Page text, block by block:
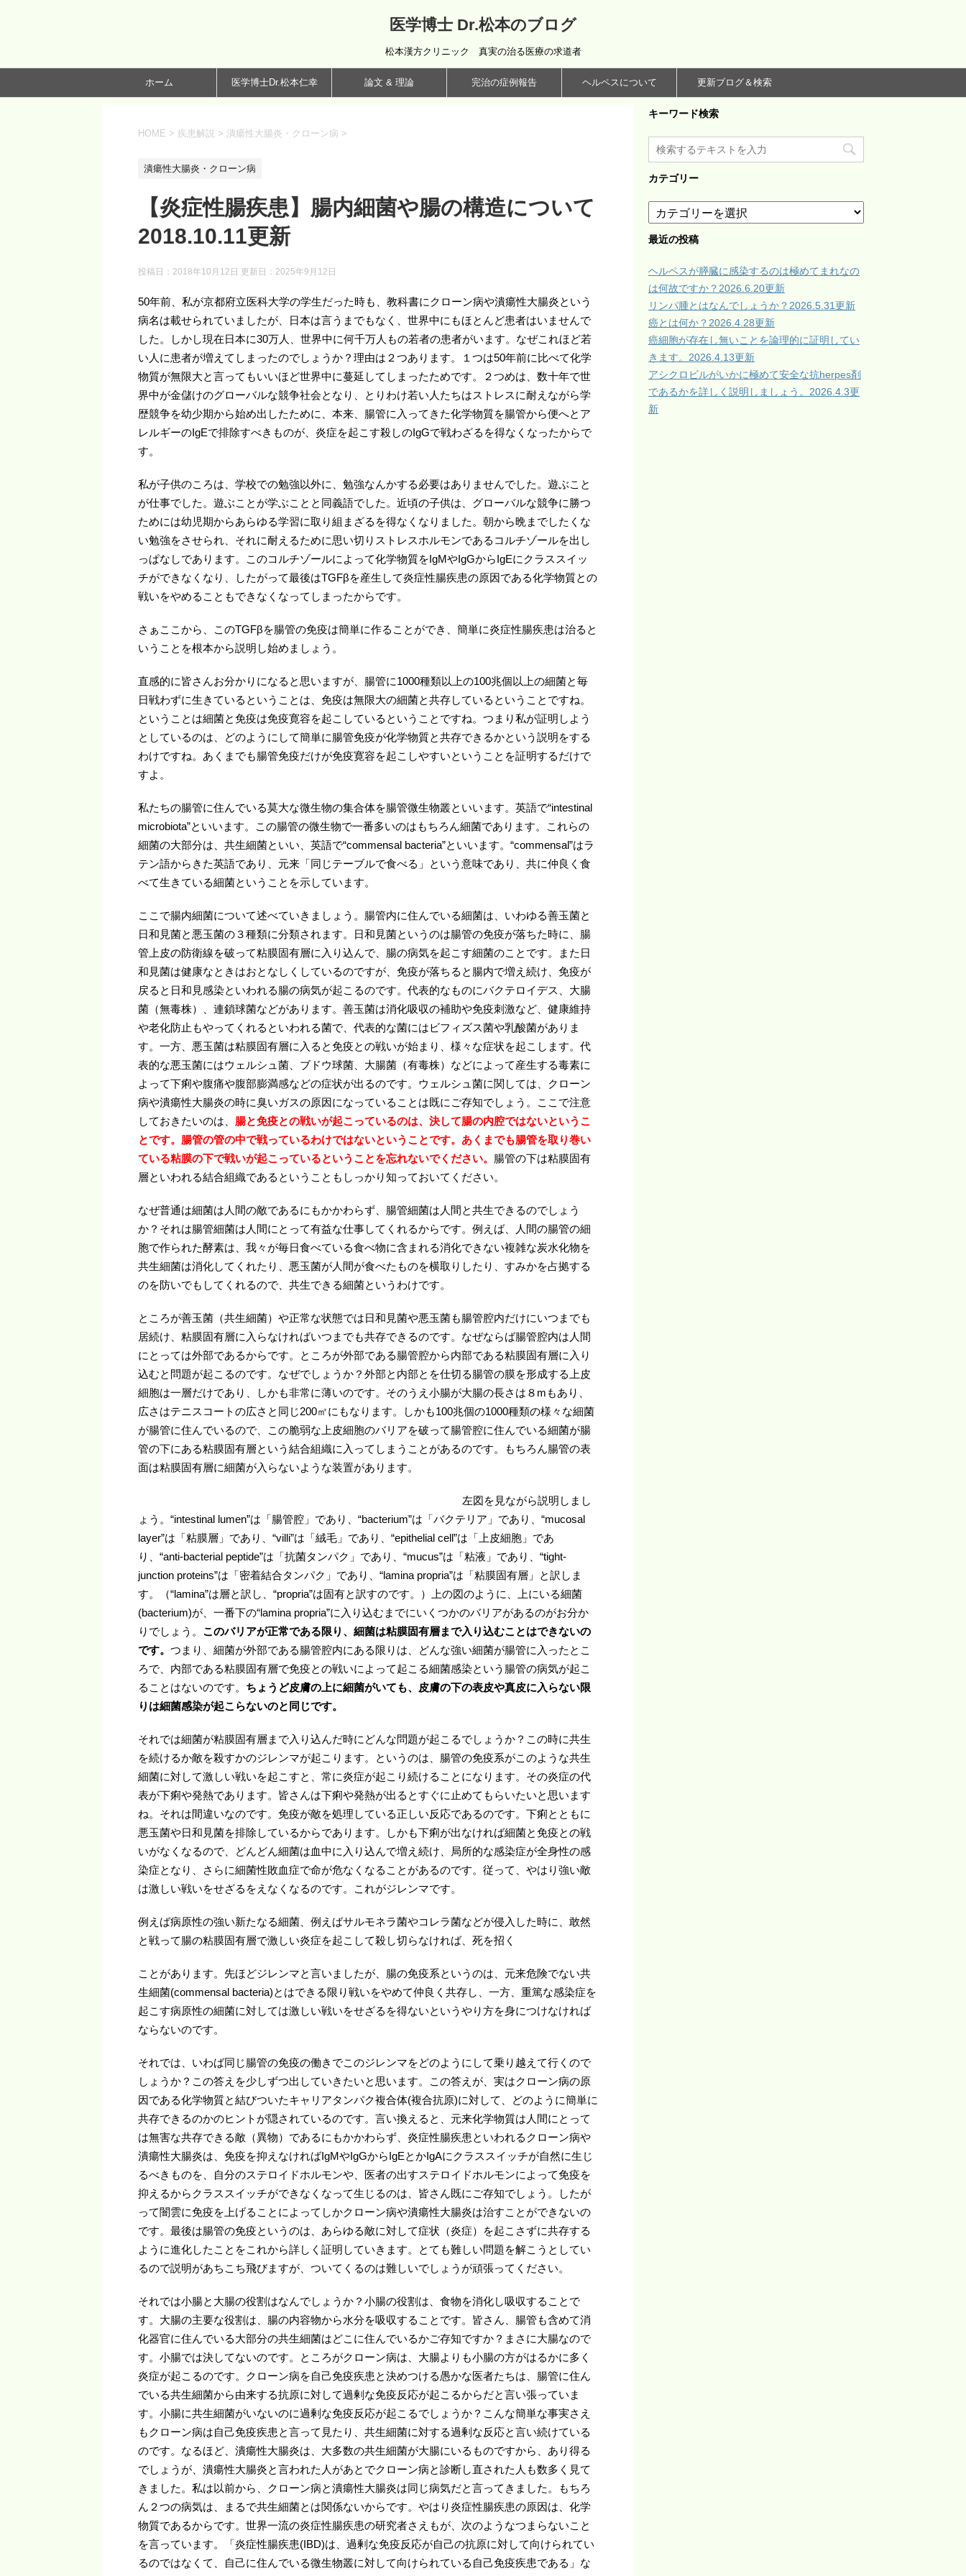
医学博士 Dr.松本のブログ
松本漢方クリニック 真実の治る医療の求道者
ホーム 医学博士Dr.松本仁幸 論文 & 理論 完治の症例報告 ヘルペスについて 更新ブログ＆検索
HOME > 疾患解説 > 潰瘍性大腸炎・クローン病 >
潰瘍性大腸炎・クローン病
【炎症性腸疾患】腸内細菌や腸の構造について
2018.10.11更新
投稿日：2018年10月12日 更新日： 2025年9月12日
50年前、私が京都府立医科大学の学生だった時も、教科書にクローン病や潰瘍性大腸炎という
病名は載せられていましたが、日本は言うまでもなく、世界中にもほとんど患者はいませんで
した。しかし現在日本に30万人、世界中に何千万人もの若者の患者がいます。なぜこれほど若
い人に患者が増えてしまったのでしょうか？理由は２つあります。１つは50年前に比べて化学
物質が無限大と言ってもいいほど世界中に蔓延してしまったためです。２つめは、数十年で世
界中が金儲けのグローバルな競争社会となり、とりわけ若い人たちはストレスに耐えながら学
歴競争を幼少期から始め出したために、本来、腸管に入ってきた化学物質を腸管から便へとア
レルギーのIgEで排除すべきものが、炎症を起こす殺しのIgGで戦わざるを得なくなったからで
す。
私が子供のころは、学校での勉強以外に、勉強なんかする必要はありませんでした。遊ぶこと
が仕事でした。遊ぶことが学ぶことと同義語でした。近頃の子供は、グローバルな競争に勝つ
ためには幼児期からあらゆる学習に取り組まざるを得なくなりました。朝から晩までしたくな
い勉強をさせられ、それに耐えるために思い切りストレスホルモンであるコルチゾールを出し
っぱなしであります。このコルチゾールによって化学物質をIgMやIgGからIgEにクラススイッ
チができなくなり、したがって最後はTGFβを産生して炎症性腸疾患の原因である化学物質との
戦いをやめることもできなくなってしまったからです。
さぁここから、このTGFβを腸管の免疫は簡単に作ることができ、簡単に炎症性腸疾患は治ると
いうことを根本から説明し始めましょう。
直感的に皆さんお分かりになると思いますが、腸管に1000種類以上の100兆個以上の細菌と毎
日戦わずに生きているということは、免疫は無限大の細菌と共存しているということですね。
ということは細菌と免疫は免疫寛容を起こしているということですね。つまり私が証明しよう
としているのは、どのようにして簡単に腸管免疫が化学物質と共存できるかという説明をする
わけですね。あくまでも腸管免疫だけが免疫寛容を起こしやすいということを証明するだけで
すよ。
私たちの腸管に住んでいる莫大な微生物の集合体を腸管微生物叢といいます。英語で“intestinal
microbiota”といいます。この腸管の微生物で一番多いのはもちろん細菌であります。これらの
細菌の大部分は、共生細菌といい、英語で“commensal bacteria”といいます。“commensal”はラ
テン語からきた英語であり、元来「同じテーブルで食べる」という意味であり、共に仲良く食
べて生きている細菌ということを示しています。
ここで腸内細菌について述べていきましょう。腸管内に住んでいる細菌は、いわゆる善玉菌と
日和見菌と悪玉菌の３種類に分類されます。日和見菌というのは腸管の免疫が落ちた時に、腸
管上皮の防衛線を破って粘膜固有層に入り込んで、腸の病気を起こす細菌のことです。また日
和見菌は健康なときはおとなしくしているのですが、免疫が落ちると腸内で増え続け、免疫が
戻ると日和見感染といわれる腸の病気が起こるのです。代表的なものにバクテロイデス、大腸
菌（無毒株）、連鎖球菌などがあります。善玉菌は消化吸収の補助や免疫刺激など、健康維持
や老化防止もやってくれるといわれる菌で、代表的な菌にはビフィズス菌や乳酸菌がありま
す。一方、悪玉菌は粘膜固有層に入ると免疫との戦いが始まり、様々な症状を起こします。代
表的な悪玉菌にはウェルシュ菌、ブドウ球菌、大腸菌（有毒株）などによって産生する毒素に
よって下痢や腹痛や腹部膨満感などの症状が出るのです。ウェルシュ菌に関しては、クローン
病や潰瘍性大腸炎の時に臭いガスの原因になっていることは既にご存知でしょう。ここで注意
しておきたいのは、 腸と免疫との戦いが起こっているのは、決して腸の内腔ではないというこ
とです。腸管の管の中で戦っているわけではないということです。あくまでも腸管を取り巻い
ている粘膜の下で戦いが起こっているということを忘れないでください。 腸管の下は粘膜固有
層といわれる結合組織であるということもしっかり知っておいてください。
なぜ普通は細菌は人間の敵であるにもかかわらず、腸管細菌は人間と共生できるのでしょう
か？それは腸管細菌は人間にとって有益な仕事してくれるからです。例えば、人間の腸管の細
胞で作られた酵素は、我々が毎日食べている食べ物に含まれる消化できない複雑な炭水化物を
共生細菌は消化してくれたり、悪玉菌が人間が食べたものを横取りしたり、すみかを占拠する
のを防いでもしてくれるので、共生できる細菌というわけです。
ところが善玉菌（共生細菌）や正常な状態では日和見菌や悪玉菌も腸管腔内だけにいつまでも
居続け、粘膜固有層に入らなければいつまでも共存できるのです。なぜならば腸管腔内は人間
にとっては外部であるからです。ところが外部である腸管腔から内部である粘膜固有層に入り
込むと問題が起こるのです。なぜでしょうか？外部と内部とを仕切る腸管の膜を形成する上皮
細胞は一層だけであり、しかも非常に薄いのです。そのうえ小腸が大腸の長さは８mもあり、
広さはテニスコートの広さと同じ200㎡にもなります。しかも100兆個の1000種類の様々な細菌
が腸管に住んでいるので、この脆弱な上皮細胞のバリアを破って腸管腔に住んでいる細菌が腸
管の下にある粘膜固有層という結合組織に入ってしまうことがあるのです。もちろん腸管の表
面は粘膜固有層に細菌が入らないような装置があります。
左図を見ながら説明しまし
ょう。“intestinal lumen”は「腸管腔」であり、“bacterium”は「バクテリア」であり、“mucosal
layer”は「粘膜層」であり、“villi”は「絨毛」であり、“epithelial cell”は「上皮細胞」であ
り、“anti-bacterial peptide”は「抗菌タンパク」であり、“mucus”は「粘液」であり、“tight-
junction proteins”は「密着結合タンパク」であり、“lamina propria”は「粘膜固有層」と訳しま
す。（“lamina”は層と訳し、“propria”は固有と訳すのです。）上の図のように、上にいる細菌
(bacterium)が、一番下の“lamina propria”に入り込むまでにいくつかのバリアがあるのがお分か
りでしょう。 このバリアが正常である限り、細菌は粘膜固有層まで入り込むことはできないの
です。 つまり、細菌が外部である腸管腔内にある限りは、どんな強い細菌が腸管に入ったとこ
ろで、内部である粘膜固有層で免疫との戦いによって起こる細菌感染という腸管の病気が起こ
ることはないのです。 ちょうど皮膚の上に細菌がいても、皮膚の下の表皮や真皮に入らない限
りは細菌感染が起こらないのと同じです。
それでは細菌が粘膜固有層まで入り込んだ時にどんな問題が起こるでしょうか？この時に共生
を続けるか敵を殺すかのジレンマが起こります。というのは、腸管の免疫系がこのような共生
細菌に対して激しい戦いを起こすと、常に炎症が起こり続けることになります。その炎症の代
表が下痢や発熱であります。皆さんは下痢や発熱が出るとすぐに止めてもらいたいと思います
ね。それは間違いなのです。免疫が敵を処理している正しい反応であるのです。下痢とともに
悪玉菌や日和見菌を排除しているからであります。しかも下痢が出なければ細菌と免疫との戦
いがなくなるので、どんどん細菌は血中に入り込んで増え続け、局所的な感染症が全身性の感
染症となり、さらに細菌性敗血症で命が危なくなることがあるのです。従って、やはり強い敵
は激しい戦いをせざるをえなくなるのです。これがジレンマです。
例えば病原性の強い新たなる細菌、例えばサルモネラ菌やコレラ菌などが侵入した時に、敢然
と戦って腸の粘膜固有層で激しい炎症を起こして殺し切らなければ、死を招く
ことがあります。先ほどジレンマと言いましたが、腸の免疫系というのは、元来危険でない共
生細菌(commensal bacteria)とはできる限り戦いをやめて仲良く共存し、一方、重篤な感染症を
起こす病原性の細菌に対しては激しい戦いをせざるを得ないというやり方を身につけなければ
ならないのです。
それでは、いわば同じ腸管の免疫の働きでこのジレンマをどのようにして乗り越えて行くので
しょうか？この答えを少しずつ出していきたいと思います。この答えが、実はクローン病の原
因である化学物質と結びついたキャリアタンパク複合体(複合抗原)に対して、どのように簡単に
共存できるのかのヒントが隠されているのです。言い換えると、元来化学物質は人間にとって
は無害な共存できる敵（異物）であるにもかかわらず、炎症性腸疾患といわれるクローン病や
潰瘍性大腸炎は、免疫を抑えなければIgMやIgGからIgEとかIgAにクラススイッチが自然に生じ
るべきものを、自分のステロイドホルモンや、医者の出すステロイドホルモンによって免疫を
抑えるからクラススイッチができなくなって生じるのは、皆さん既にご存知でしょう。したが
って闇雲に免疫を上げることによってしかクローン病や潰瘍性大腸炎は治すことができないの
です。最後は腸管の免疫というのは、あらゆる敵に対して症状（炎症）を起こさずに共存する
ように進化したことをこれから詳しく証明していきます。とても難しい問題を解こうとしてい
るので説明があちこち飛びますが、ついてくるのは難しいでしょうが頑張ってください。
それでは小腸と大腸の役割はなんでしょうか？小腸の役割は、食物を消化し吸収することで
す。大腸の主要な役割は、腸の内容物から水分を吸収することです。皆さん、腸管も含めて消
化器官に住んでいる大部分の共生細菌はどこに住んでいるかご存知ですか？まさに大腸なので
す。小腸では決してないのです。ところがクローン病は、大腸よりも小腸の方がはるかに多く
炎症が起こるのです。クローン病を自己免疫疾患と決めつける愚かな医者たちは、腸管に住ん
でいる共生細菌から由来する抗原に対して過剰な免疫反応が起こるからだと言い張っていま
す。小腸に共生細菌がいないのに過剰な免疫反応が起こるでしょうか？こんな簡単な事実さえ
もクローン病は自己免疫疾患と言って見たり、共生細菌に対する過剰な反応と言い続けている
のです。なるほど、潰瘍性大腸炎は、大多数の共生細菌が大腸にいるものですから、あり得る
でしょうが、潰瘍性大腸炎と言われた人があとでクローン病と診断し直された人も数多く見て
きました。私は以前から、クローン病と潰瘍性大腸炎は同じ病気だと言ってきました。もちろ
ん２つの病気は、まるで共生細菌とは関係ないからです。やはり炎症性腸疾患の原因は、化学
物質であるからです。世界一流の炎症性腸疾患の研究者さえもが、次のようなつまらないこと
を言っています。「炎症性腸疾患(IBD)は、過剰な免疫反応が自己の抗原に対して向けられてい
るのではなくて、自己に住んでいる微生物叢に対して向けられている自己免疫疾患である」な
キーワード検索
カテゴリー
テ
ゴ
ー
最近の投稿
ヘルペスが膵臓に感染するのは極めてまれなの
は何故ですか？2026.6.20更新
リンパ腫とはなんでしょうか？2026.5.31更新
癌とは何か？2026.4.28更新
癌細胞が存在し無いことを論理的に証明してい
きます。2026.4.13更新
アシクロビルがいかに極めて安全な抗herpes剤
であるかを詳しく説明しましょう。2026.4.3更
新